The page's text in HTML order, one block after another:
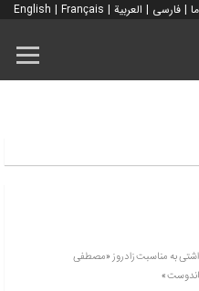
| فارسی | العربية |
English | Français
به مناسبت زادروز «مصطفی